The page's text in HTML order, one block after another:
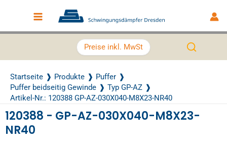
Main Menu
Preise inkl. MwSt
Startseite Produkte
Puffer
Puffer beidseitig Gewinde
Typ GP-AZ
Artikel-Nr.: 120388 GP-AZ-030X040-M8X23-NR40
120388 - GP-AZ-030X040-M8X23-
NR40